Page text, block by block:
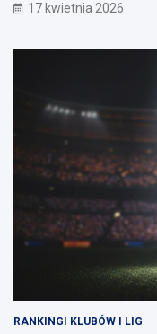
17 kwietnia 2026
RANKINGI KLUBÓW I LIG